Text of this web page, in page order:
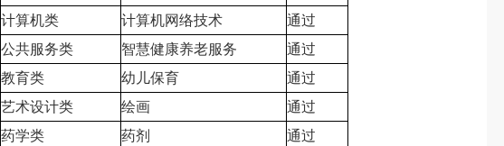
计算机类 计算机网络技术
通过
公共服务类 智慧健康养老服务
通过
教育类 幼儿保育
通过
艺术设计类 绘画
通过
药学类 药剂
通过